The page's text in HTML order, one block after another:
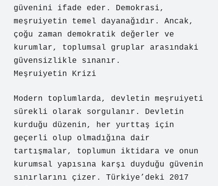
güvenini ifade eder. Demokrasi,
meşruiyetin temel dayanağıdır. Ancak,
çoğu zaman demokratik değerler ve
kurumlar, toplumsal gruplar arasındaki
güvensizlikle sınanır.
Meşruiyetin Krizi
Modern toplumlarda, devletin meşruiyeti
sürekli olarak sorgulanır. Devletin
kurduğu düzenin, her yurttaş için
geçerli olup olmadığına dair
tartışmalar, toplumun iktidara ve onun
kurumsal yapısına karşı duyduğu güvenin
sınırlarını çizer. Türkiye’deki 2017